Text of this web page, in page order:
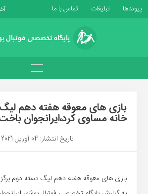
پیوندها تبلیغات تماس با ما
بازی های معوقه هفته دهم
خانه مساوی کرد،ایرانجوان
تاریخ انتشار: 04 آوریل 2021
بازی های معوقه هفته دهم لیگ دسته دوم